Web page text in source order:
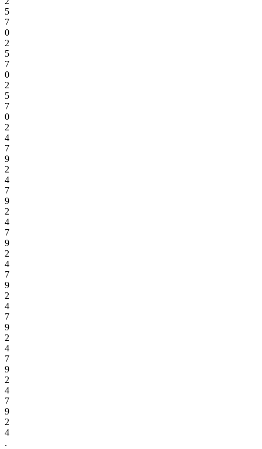
5
7
0
2
5
7
0
2
5
7
0
2
4
7
9
2
4
7
9
2
4
7
9
2
4
7
9
2
4
7
9
2
4
7
9
2
4
7
9
2
4
.